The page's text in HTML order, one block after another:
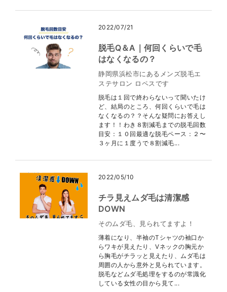
2022/07/21
脱毛Q＆A｜何回くらいで毛
はなくなるの？
静岡県浜松市にあるメンズ脱毛エ
ステサロン ロペスです
脱毛は１回で終わらないって聞いたけ
ど、結局のところ、何回くらいで毛は
なくなるの？？そんな疑問にお答えし
ます！！わき８割減毛までの脱毛回数
目安：１０回最適な脱毛ペース：２〜
３ヶ月に１度うで８割減毛...
2022/05/10
チラ見えムダ毛は清潔感
DOWN
そのムダ毛、見られてますよ！
薄着になり、半袖のTシャツの袖口か
らワキが見えたり、Vネックの胸元か
ら胸毛がチラッと見えたり、ムダ毛は
周囲の人から意外と見られています。
脱毛などムダ毛処理をするのが常識化
している女性の目から見て...